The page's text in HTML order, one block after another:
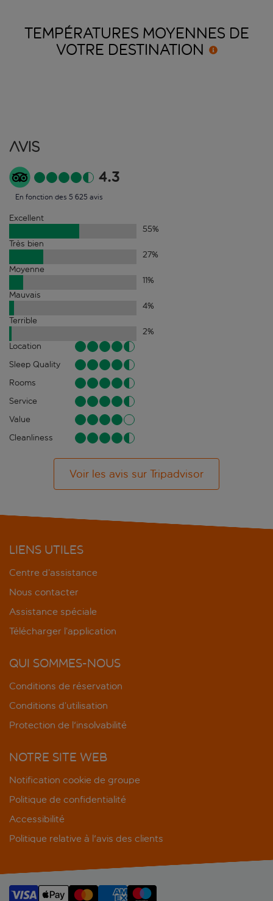
TEMPÉRATURES MOYENNES DE
VOTRE DESTINATION
Avis
4.3
En fonction des 5 625 avis
Excellent
55%
Très bien
27%
Moyenne
11%
Mauvais
4%
Terrible
2%
Location
Sleep Quality
Rooms
Service
Value
Cleanliness
Voir les avis sur Tripadvisor
LIENS UTILES
Centre d’assistance
Nous contacter
Assistance spéciale
Télécharger l’application
QUI SOMMES-NOUS
Conditions de réservation
Conditions d’utilisation
Protection de l'insolvabilité
NOTRE SITE WEB
Notification cookie de groupe
Politique de confidentialité
Accessibilité
Politique relative à l'avis des clients